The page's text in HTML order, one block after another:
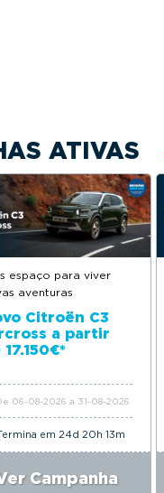
ATIVAS
espaço para viver
aventuras
Citroën C3
a partir
17.150€*
06-08-2026 a 31-08-2026
em 24d 20h 13m
Campanha